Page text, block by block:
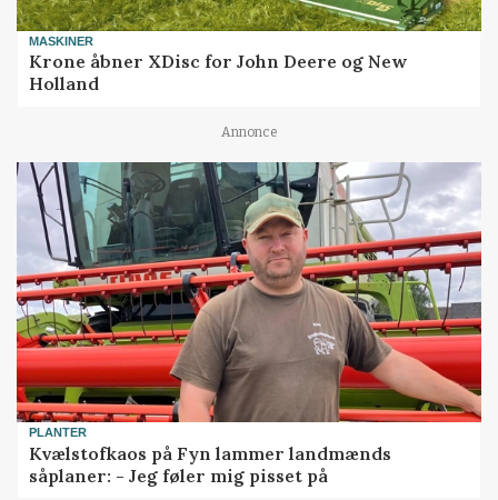
MASKINER
Krone åbner XDisc for John Deere og New
Holland
Annonce
PLANTER
Kvælstofkaos på Fyn lammer landmænds
såplaner: - Jeg føler mig pisset på